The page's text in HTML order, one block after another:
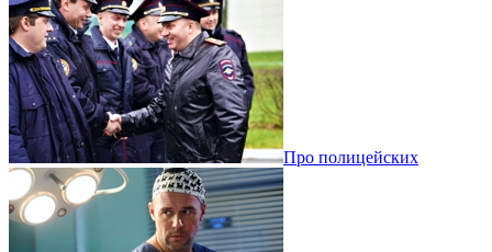
Про полицейских